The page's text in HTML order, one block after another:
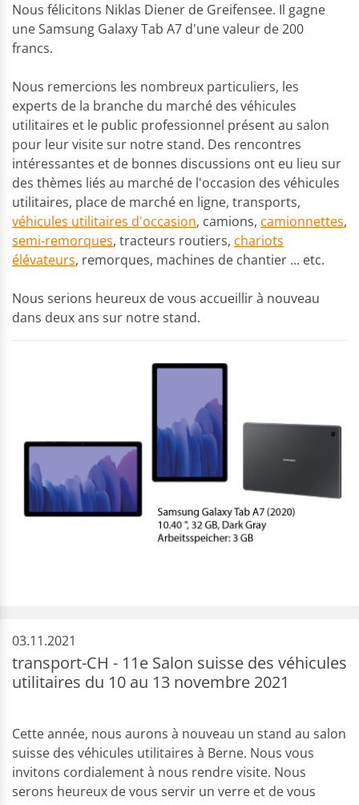
Nous félicitons Niklas Diener de Greifensee. Il gagne
une Samsung Galaxy Tab A7 d'une valeur de 200
francs.
Nous remercions les nombreux particuliers, les
experts de la branche du marché des véhicules
utilitaires et le public professionnel présent au salon
pour leur visite sur notre stand. Des rencontres
intéressantes et de bonnes discussions ont eu lieu sur
des thèmes liés au marché de l'occasion des véhicules
utilitaires, place de marché en ligne, transports,
véhicules utilitaires d'occasion, camions, camionnettes,
semi-remorques, tracteurs routiers, chariots
élévateurs, remorques, machines de chantier ... etc.
Nous serions heureux de vous accueillir à nouveau
dans deux ans sur notre stand.
03.11.2021
transport-CH - 11e Salon suisse des véhicules
utilitaires du 10 au 13 novembre 2021
Cette année, nous aurons à nouveau un stand au salon
suisse des véhicules utilitaires à Berne. Nous vous
invitons cordialement à nous rendre visite. Nous
serons heureux de vous servir un verre et de vous